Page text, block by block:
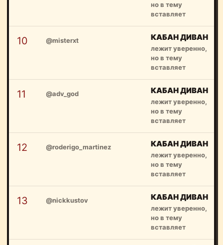
но в тему
вставляет
10 @misterxt КАБАН ДИВАН
лежит уверенно,
но в тему
вставляет
11 @adv_god КАБАН ДИВАН
лежит уверенно,
но в тему
вставляет
12 @roderigo_martinez КАБАН ДИВАН
лежит уверенно,
но в тему
вставляет
13 @nickkustov КАБАН ДИВАН
лежит уверенно,
но в тему
вставляет